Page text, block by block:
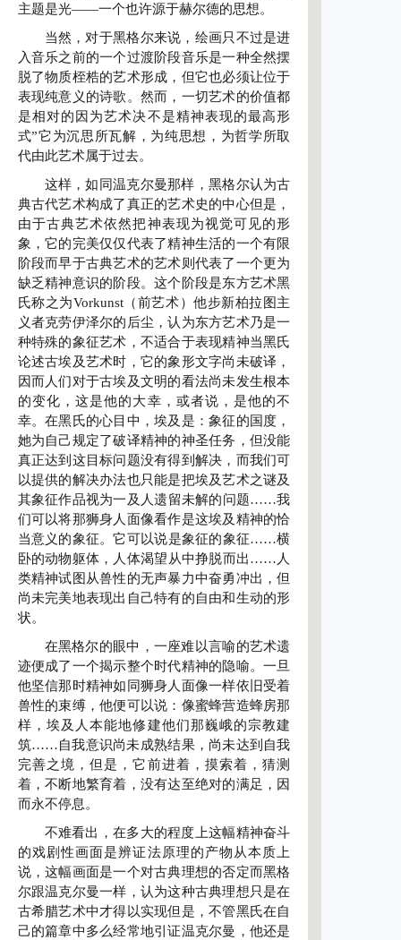
主题是光——一个也许源于赫尔德的思想。
当然，对于黑格尔来说，绘画只不过是进
入音乐之前的一个过渡阶段音乐是一种全然摆
脱了物质桎梏的艺术形成，但它也必须让位于
表现纯意义的诗歌。然而，一切艺术的价值都
是相对的因为艺术决不是精神表现的最高形
式”它为沉思所瓦解，为纯思想，为哲学所取
代由此艺术属于过去。
这样，如同温克尔曼那样，黑格尔认为古
典古代艺术构成了真正的艺术史的中心但是，
由于古典艺术依然把神表现为视觉可见的形
象，它的完美仅仅代表了精神生活的一个有限
阶段而早于古典艺术的艺术则代表了一个更为
缺乏精神意识的阶段。这个阶段是东方艺术黑
氏称之为Vorkunst（前艺术）他步新柏拉图主
义者克劳伊泽尔的后尘，认为东方艺术乃是一
种特殊的象征艺术，不适合于表现精神当黑氏
论述古埃及艺术时，它的象形文字尚未破译，
因而人们对于古埃及文明的看法尚未发生根本
的变化，这是他的大幸，或者说，是他的不
幸。在黑氏的心目中，埃及是：象征的国度，
她为自己规定了破译精神的神圣任务，但没能
真正达到这目标问题没有得到解决，而我们可
以提供的解决办法也只能是把埃及艺术之谜及
其象征作品视为一及人遗留未解的问题……我
们可以将那狮身人面像看作是这埃及精神的恰
当意义的象征。它可以说是象征的象征……横
卧的动物躯体，人体渴望从中挣脱而出……人
类精神试图从兽性的无声暴力中奋勇冲出，但
尚未完美地表现出自己特有的自由和生动的形
状。
在黑格尔的眼中，一座难以言喻的艺术遗
迹便成了一个揭示整个时代精神的隐喻。一旦
他坚信那时精神如同狮身人面像一样依旧受着
兽性的束缚，他便可以说：像蜜蜂营造蜂房那
样，埃及人本能地修建他们那巍峨的宗教建
筑……自我意识尚未成熟结果，尚未达到自我
完善之境，但是，它前进着，摸索着，猜测
着，不断地繁育着，没有达至绝对的满足，因
而永不停息。
不难看出，在多大的程度上这幅精神奋斗
的戏剧性画面是辨证法原理的产物从本质上
说，这幅画面是一个对古典理想的否定而黑格
尔跟温克尔曼一样，认为这种古典理想只是在
古希腊艺术中才得以实现但是，不管黑氏在自
己的篇章中多么经常地引证温克尔曼，他还是